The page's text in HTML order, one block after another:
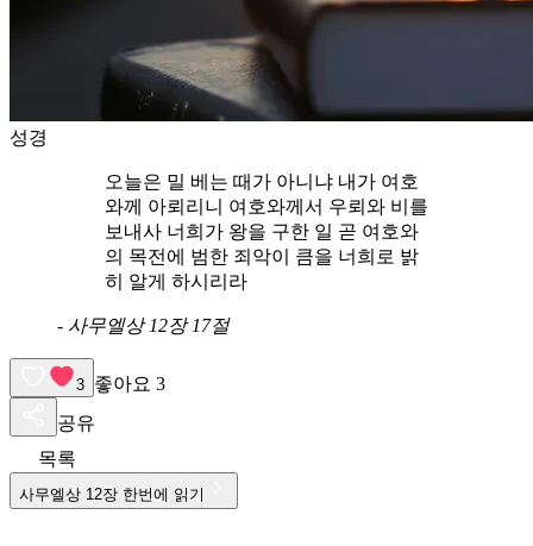
성경
오늘은 밀 베는 때가 아니냐 내가 여호
와께 아뢰리니 여호와께서 우뢰와 비를
보내사 너희가 왕을 구한 일 곧 여호와
의 목전에 범한 죄악이 큼을 너희로 밝
히 알게 하시리라
- 사무엘상 12장 17절
3 좋아요 3
공유
목록
사무엘상 12장 한번에 읽기